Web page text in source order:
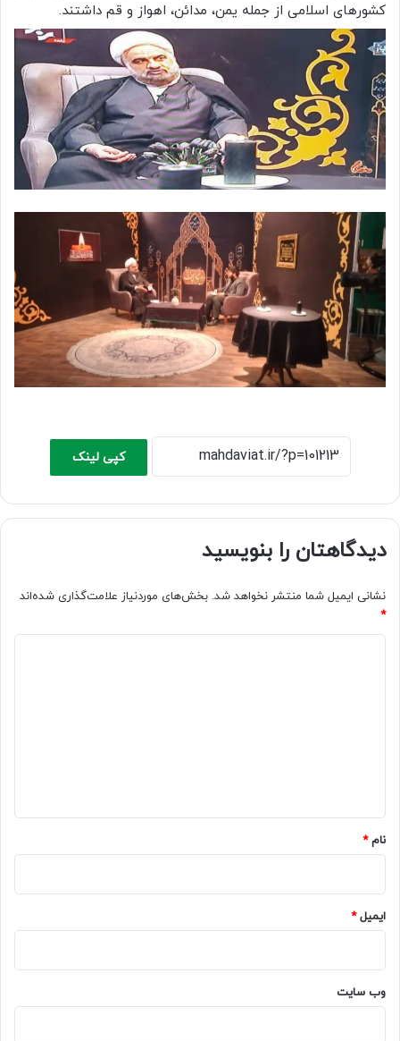
کشورهای اسلامی از جمله یمن، مدائن، اهواز و قم داشتند.
کپی لینک
دیدگاهتان را بنویسید
نشانی ایمیل شما منتشر نخواهد شد. بخش‌های موردنیاز علامت‌گذاری شده‌اند
*
نام*
ایمیل*
وب‌ سایت